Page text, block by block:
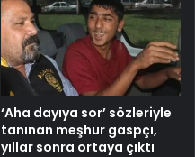
‘Aha dayıya sor’ sözleriyle
tanınan meşhur gaspçı,
yıllar sonra ortaya çıktı